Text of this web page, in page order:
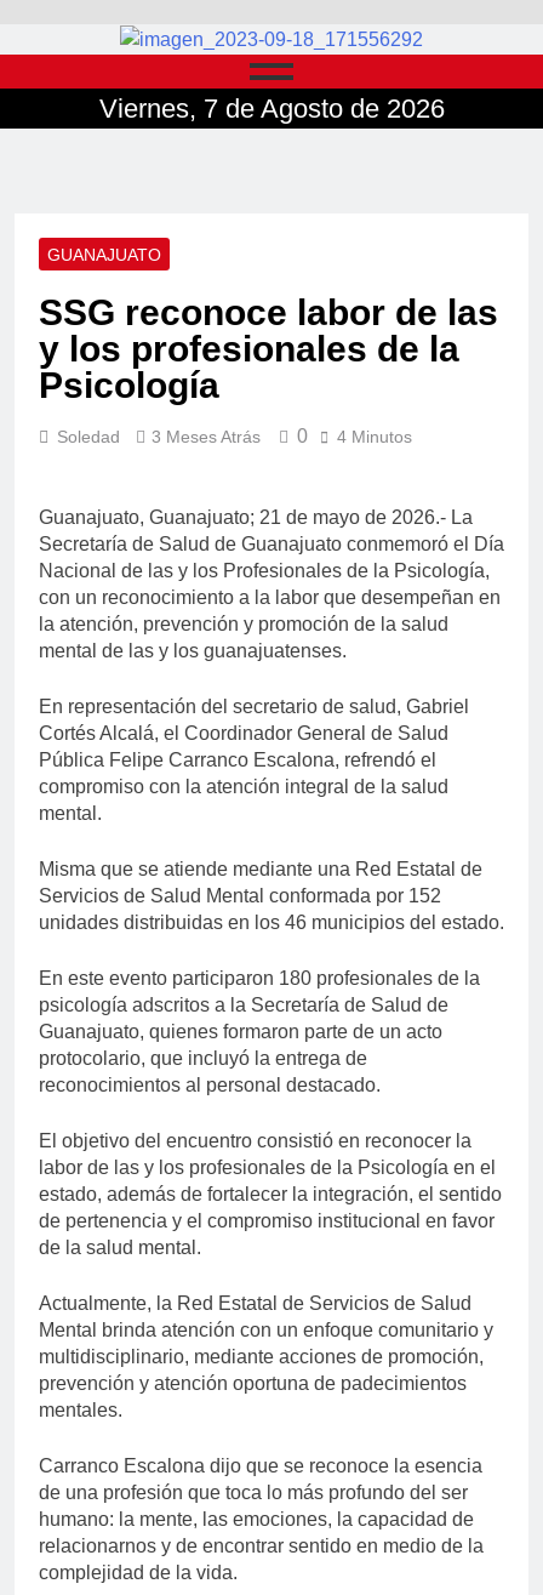
Viernes, 7 de Agosto de 2026
GUANAJUATO
SSG reconoce labor de las
y los profesionales de la
Psicología
Soledad 3 Meses Atrás 0 4 Minutos
Guanajuato, Guanajuato; 21 de mayo de 2026.- La
Secretaría de Salud de Guanajuato conmemoró el Día
Nacional de las y los Profesionales de la Psicología,
con un reconocimiento a la labor que desempeñan en
la atención, prevención y promoción de la salud
mental de las y los guanajuatenses.
En representación del secretario de salud, Gabriel
Cortés Alcalá, el Coordinador General de Salud
Pública Felipe Carranco Escalona, refrendó el
compromiso con la atención integral de la salud
mental.
Misma que se atiende mediante una Red Estatal de
Servicios de Salud Mental conformada por 152
unidades distribuidas en los 46 municipios del estado.
En este evento participaron 180 profesionales de la
psicología adscritos a la Secretaría de Salud de
Guanajuato, quienes formaron parte de un acto
protocolario, que incluyó la entrega de
reconocimientos al personal destacado.
El objetivo del encuentro consistió en reconocer la
labor de las y los profesionales de la Psicología en el
estado, además de fortalecer la integración, el sentido
de pertenencia y el compromiso institucional en favor
de la salud mental.
Actualmente, la Red Estatal de Servicios de Salud
Mental brinda atención con un enfoque comunitario y
multidisciplinario, mediante acciones de promoción,
prevención y atención oportuna de padecimientos
mentales.
Carranco Escalona dijo que se reconoce la esencia
de una profesión que toca lo más profundo del ser
humano: la mente, las emociones, la capacidad de
relacionarnos y de encontrar sentido en medio de la
complejidad de la vida.